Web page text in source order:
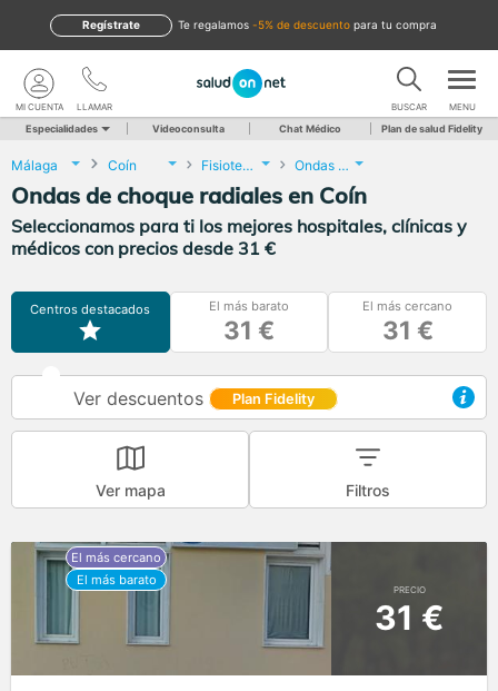
te regalamos -5% de descuento para tu compra
Regístrate
LLAMAR
MI CUENTA BUSCAR MENU
Especialidades Videoconsulta Chat Médico Plan de salud Fidelity
Málaga Coín Fisioterapia Ondas de choque radiales
Ondas de choque radiales en Coín
Seleccionamos para ti los mejores hospitales, clínicas y
médicos con precios desde 31 €
Centros destacados El más barato
31 €
El más cercano
31 €
Ver descuentos Plan Fidelity
Ver mapa Filtros
PRECIO
31 €